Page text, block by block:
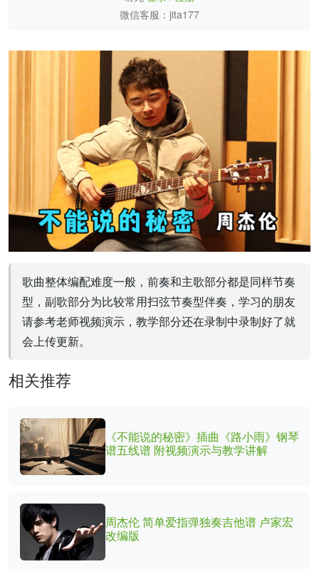
微信客服：jita177
歌曲整体编配难度一般，前奏和主歌部分都是同样节奏
型，副歌部分为比较常用扫弦节奏型伴奏，学习的朋友
请参考老师视频演示，教学部分还在录制中录制好了就
会上传更新。
相关推荐
《不能说的秘密》插曲《路小雨》钢琴
谱五线谱 附视频演示与教学讲解
周杰伦 简单爱指弹独奏吉他谱 卢家宏
改编版